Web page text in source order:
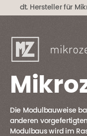
Inhalt
dt. Hersteller für
Die Modulbauweise
anderen
Modulbaus wird im